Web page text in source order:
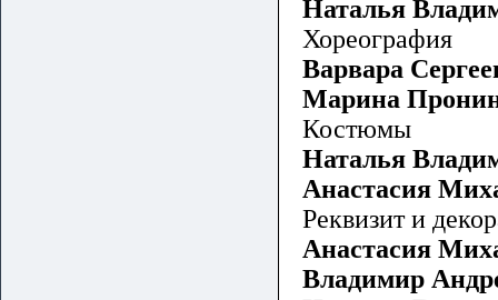
Наталья
Хореография
Варвара
Марина
Костюмы
Наталья
Анастасия
Реквизит и
Анастасия
Владимир